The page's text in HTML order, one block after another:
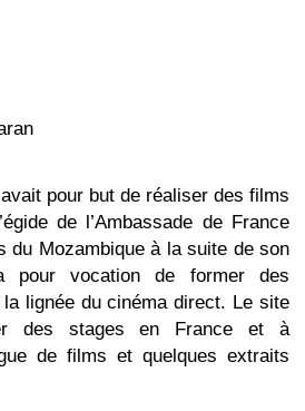
pour but de réaliser des films
de l’Ambassade de France
du Mozambique à la suite de son
pour vocation de former des
lignée du cinéma direct. Le site
des stages en France et à
de films et quelques extraits